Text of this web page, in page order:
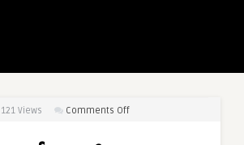
121 Views Comments Offon